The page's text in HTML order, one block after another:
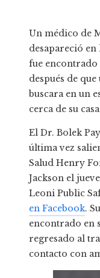
Un médico de
desapareció
fue
después de
buscara en un
cerca de su
El Dr. Bolek
última vez
Salud Henry
Jackson el
Leoni Public
en Facebook.
encontrado en
regresado al
contacto con